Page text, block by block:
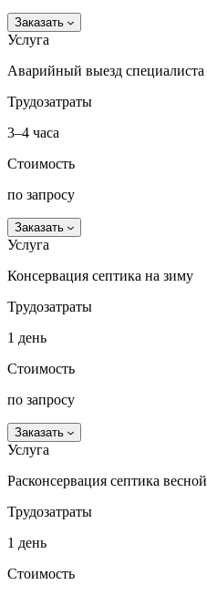
Заказать
Услуга
Аварийный выезд специалиста
Трудозатраты
3–4 часа
Стоимость
по запросу
Заказать
Услуга
Консервация септика на зиму
Трудозатраты
1 день
Стоимость
по запросу
Заказать
Услуга
Расконсервация септика весной
Трудозатраты
1 день
Стоимость